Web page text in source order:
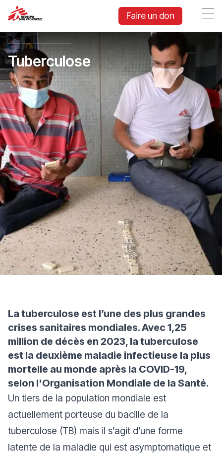
Faire un don
Tuberculose
La tuberculose est l’une des plus grandes
crises sanitaires mondiales. Avec 1,25
million de décès en 2023, la tuberculose
est la deuxième maladie infectieuse la plus
mortelle au monde après la COVID-19,
selon l'Organisation Mondiale de la Santé.
Un tiers de la population mondiale est
actuellement porteuse du bacille de la
tuberculose (TB) mais il s’agit d’une forme
latente de la maladie qui est asymptomatique et